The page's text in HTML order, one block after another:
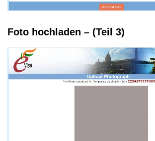
Foto hochladen – (Teil 3)